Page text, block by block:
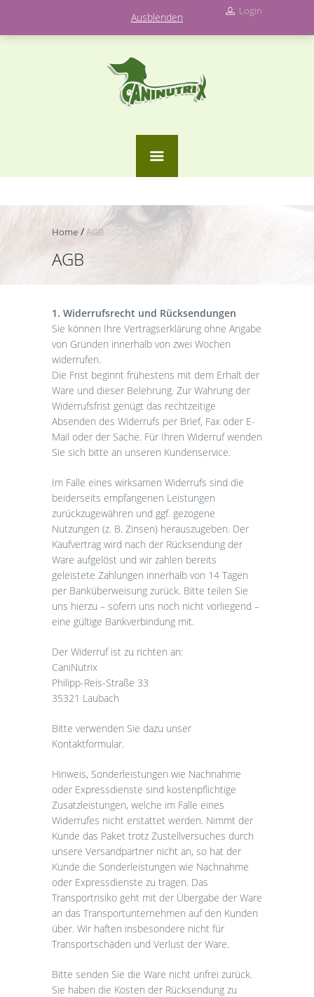
Login
Willkommen bei CaniNutrix
Home AGB
AGB
1. Widerrufsrecht und Rücksendungen
Sie können Ihre Vertragserklärung ohne Angabe
von Gründen innerhalb von zwei Wochen
widerrufen.
Die Frist beginnt frühestens mit dem Erhalt der
Ware und dieser Belehrung. Zur Wahrung der
Widerrufsfrist genügt das rechtzeitige
Absenden des Widerrufs per Brief, Fax oder E-
Mail oder der Sache. Für Ihren Widerruf wenden
Sie sich bitte an unseren Kundenservice.
Im Falle eines wirksamen Widerrufs sind die
beiderseits empfangenen Leistungen
zurückzugewähren und ggf. gezogene
Nutzungen (z. B. Zinsen) herauszugeben. Der
Kaufvertrag wird nach der Rücksendung der
Ware aufgelöst und wir zahlen bereits
geleistete Zahlungen innerhalb von 14 Tagen
per Banküberweisung zurück. Bitte teilen Sie
uns hierzu – sofern uns noch nicht vorliegend –
eine gültige Bankverbindung mit.
Der Widerruf ist zu richten an:
CaniNutrix
Philipp-Reis-Straße 33
35321 Laubach
Bitte verwenden Sie dazu unser
Kontaktformular.
Hinweis, Sonderleistungen wie Nachnahme
oder Expressdienste sind kostenpflichtige
Zusatzleistungen, welche im Falle eines
Widerrufes nicht erstattet werden. Nimmt der
Kunde das Paket trotz Zustellversuches durch
unsere Versandpartner nicht an, so hat der
Kunde die Sonderleistungen wie Nachnahme
oder Expressdienste zu tragen. Das
Transportrisiko geht mit der Übergabe der Ware
an das Transportunternehmen auf den Kunden
über. Wir haften insbesondere nicht für
Transportschäden und Verlust der Ware.
Bitte senden Sie die Ware nicht unfrei zurück.
Sie haben die Kosten der Rücksendung zu
Ausblenden